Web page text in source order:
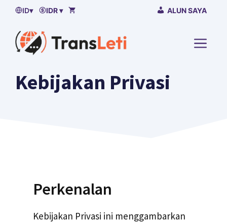
LewatiID▾ IDR ▾ ALUN SAYA
MENU
Kebijakan Privasi
Perkenalan
Kebijakan Privasi ini menggambarkan